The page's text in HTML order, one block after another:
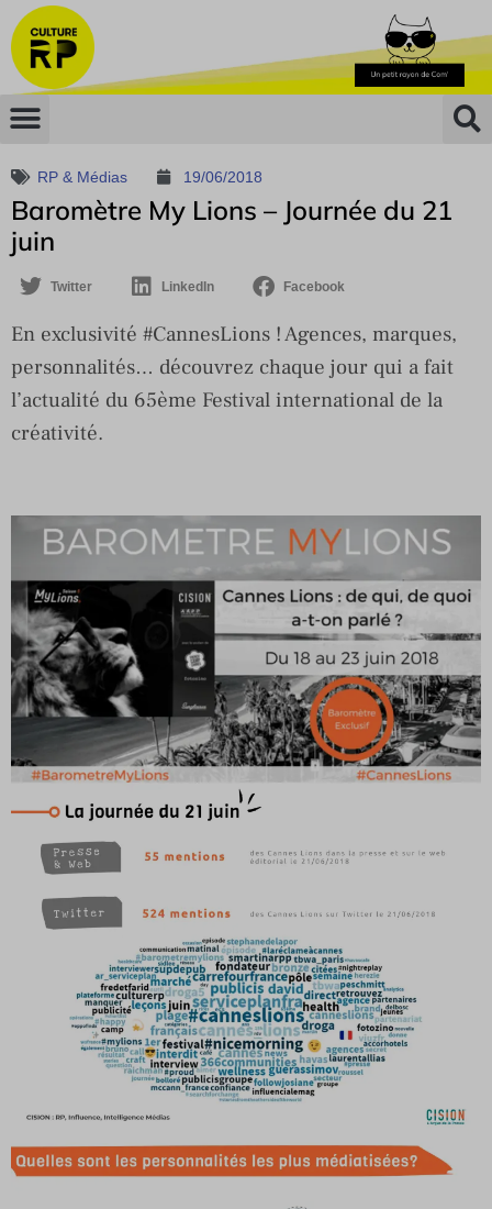
RP & Médias 19/06/2018
Baromètre My Lions – Journée du 21
juin
Twitter LinkedIn Facebook
En exclusivité #CannesLions ! Agences, marques,
personnalités… découvrez chaque jour qui a fait
l’actualité du 65ème Festival international de la
créativité.